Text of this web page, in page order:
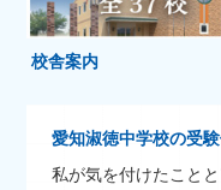
校舎案内
愛知淑徳中学校の受
私が気を付けたこと